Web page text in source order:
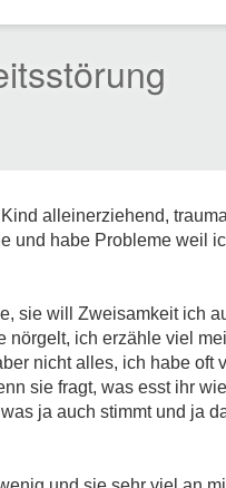
alleinerziehend,
und habe Probleme weil
sie will Zweisamkeit ich
nörgelt, ich erzähle viel
nicht alles, ich habe oft
sie fragt, was esst ihr
ja auch stimmt und ja